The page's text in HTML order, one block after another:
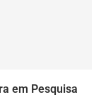
em Pesquisa